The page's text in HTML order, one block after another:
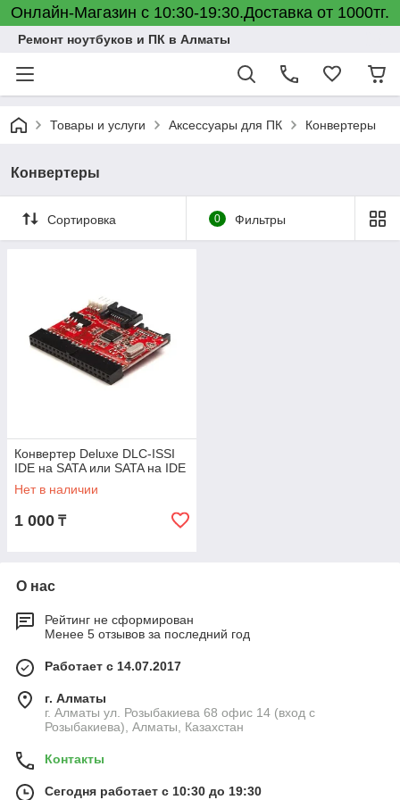
Онлайн-Магазин с 10:30-19:30.Доставка от 1000тг.
Ремонт ноутбуков и ПК в Алматы
Товары и услуги Аксессуары для ПК Конвертеры
Конвертеры
Сортировка 0 Фильтры
Конвертер Deluxe DLC-ISSI
IDE на SATA или SATA на IDE
Нет в наличии
1 000 ₸
О нас
Рейтинг не сформирован
Менее 5 отзывов за последний год
Работает с 14.07.2017
г. Алматы
г. Алматы ул. Розыбакиева 68 офис 14 (вход с
Розыбакиева), Алматы, Казахстан
Контакты
Сегодня работает с 10:30 до 19:30